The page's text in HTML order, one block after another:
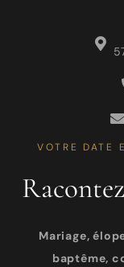
VOTRE DATE
Mariage,
baptême,